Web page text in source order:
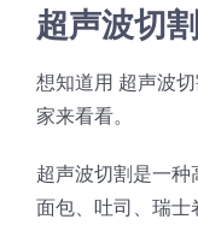
解决方案
蛋糕切割机
圆蛋糕切割机
奶酪切片
超声波设备
公司新闻
超声波切
想知道用 超声波
家来看看。
超声波切割是一
面包、吐司、瑞士